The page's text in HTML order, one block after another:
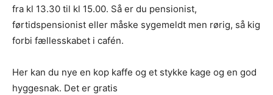
fra kl 13.30 til kl 15.00. Så er du pensionist,
førtidspensionist eller måske sygemeldt men rørig, så kig
forbi fællesskabet i cafén.
Her kan du nye en kop kaffe og et stykke kage og en god
hyggesnak. Det er gratis